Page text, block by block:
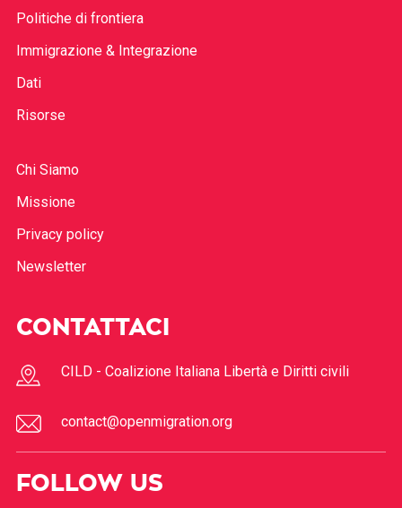
Politiche di frontiera
Immigrazione & Integrazione
Dati
Risorse
Chi Siamo
Missione
Privacy policy
Newsletter
CONTATTACI
CILD - Coalizione Italiana Libertà e Diritti civili
contact@openmigration.org
FOLLOW US